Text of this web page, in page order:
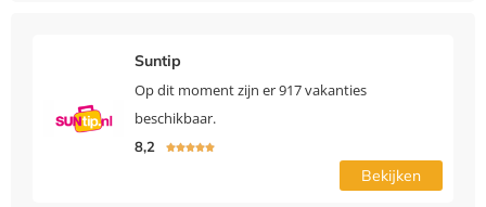
Suntip
Op dit moment zijn er 917 vakanties
beschikbaar.
8,2 
Bekijken